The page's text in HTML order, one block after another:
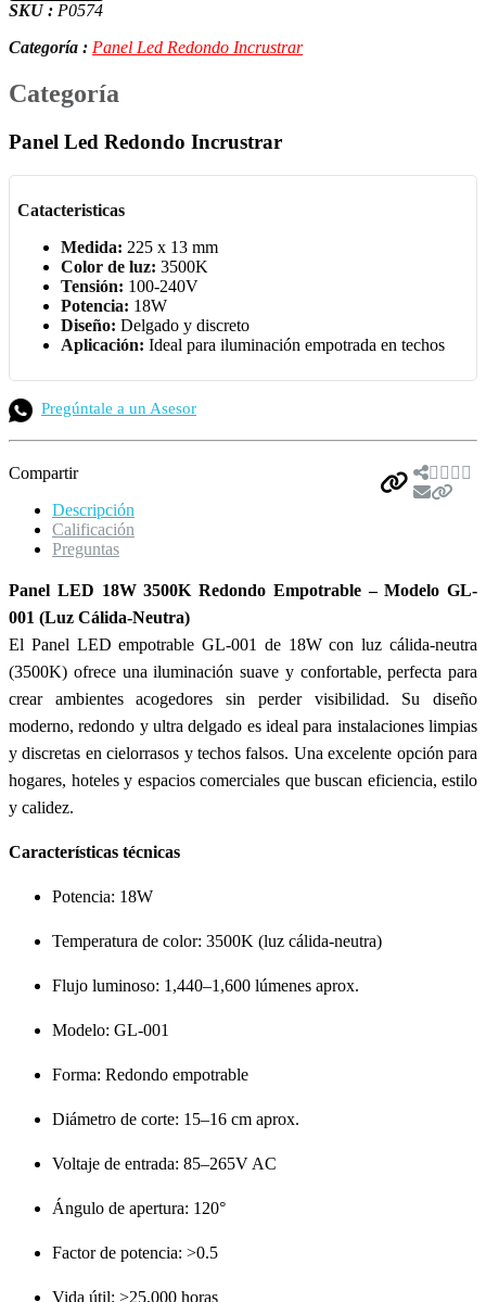
SKU : P0574
Categoría : Panel Led Redondo Incrustrar
Categoría
Panel Led Redondo Incrustrar
Catacteristicas
Medida: 225 x 13 mm
Color de luz: 3500K
Tensión: 100-240V
Potencia: 18W
Diseño: Delgado y discreto
Aplicación: Ideal para iluminación empotrada en techos
Pregúntale a un Asesor
Compartir
Descripción
Calificación
Preguntas
Panel LED 18W 3500K Redondo Empotrable – Modelo GL-
001 (Luz Cálida-Neutra)
El Panel LED empotrable GL-001 de 18W con luz cálida-neutra
(3500K) ofrece una iluminación suave y confortable, perfecta para
crear ambientes acogedores sin perder visibilidad. Su diseño
moderno, redondo y ultra delgado es ideal para instalaciones limpias
y discretas en cielorrasos y techos falsos. Una excelente opción para
hogares, hoteles y espacios comerciales que buscan eficiencia, estilo
y calidez.
Características técnicas
Potencia: 18W
Temperatura de color: 3500K (luz cálida-neutra)
Flujo luminoso: 1,440–1,600 lúmenes aprox.
Modelo: GL-001
Forma: Redondo empotrable
Diámetro de corte: 15–16 cm aprox.
Voltaje de entrada: 85–265V AC
Ángulo de apertura: 120°
Factor de potencia: >0.5
Vida útil: >25,000 horas